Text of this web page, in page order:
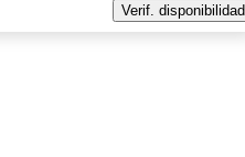
Verif. disponibilidad